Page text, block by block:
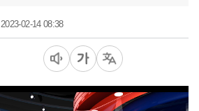
2023-02-14 08:38